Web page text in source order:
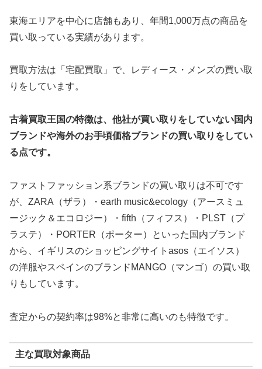
東海エリアを中心に店舗もあり、年間1,000万点の商品を
買い取っている実績があります。
買取方法は「宅配買取」で、レディース・メンズの買い取
りをしています。
古着買取王国の特徴は、他社が買い取りをしていない国内
ブランドや海外のお手頃価格ブランドの買い取りをしてい
る点です。
ファストファッション系ブランドの買い取りは不可です
が、ZARA（ザラ）・earth music&ecology（アースミュ
ージック＆エコロジー）・fifth（フィフス）・PLST（プ
ラステ）・PORTER（ポーター）といった国内ブランド
から、イギリスのショッピングサイトasos（エイソス）
の洋服やスペインのブランドMANGO（マンゴ）の買い取
りもしています。
査定からの契約率は98%と非常に高いのも特徴です。
主な買取対象商品